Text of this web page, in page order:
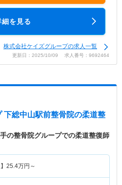
細を見る
株式会社ケイズグループの求人一覧
更新日：2025/10/09 求人番号：9692464
下総中山駅前整骨院の柔道整
の整骨院グループでの柔道整復師
25.4万円～